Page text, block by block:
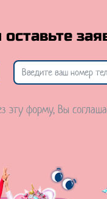
эту форму, Вы